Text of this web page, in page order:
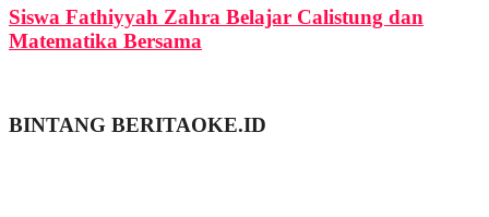
Siswa Fathiyyah Zahra Belajar Calistung dan
Matematika Bersama
BINTANG BERITAOKE.ID